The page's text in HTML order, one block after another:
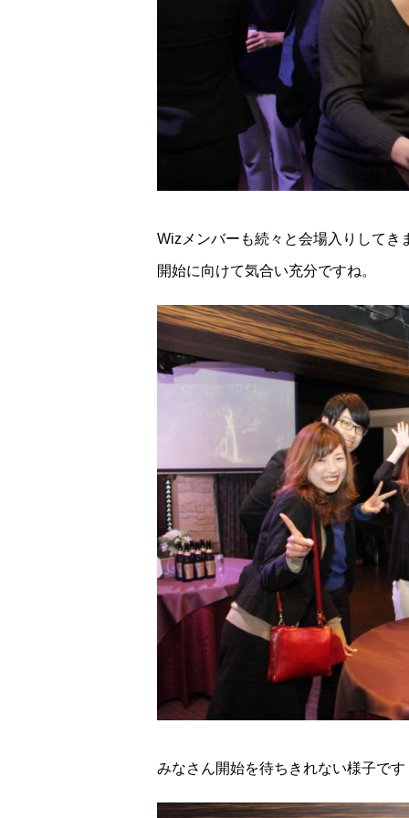
Wizメンバーも続々と会場入りしてき
開始に向けて気合い充分ですね。
みなさん開始を待ちきれない様子です